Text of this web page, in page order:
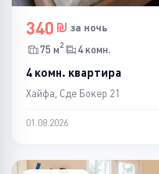
340
за ночь
75 м2 4 комн.
4 комн. квартира
Хайфа, Сде Бокер 21
01.08.2026